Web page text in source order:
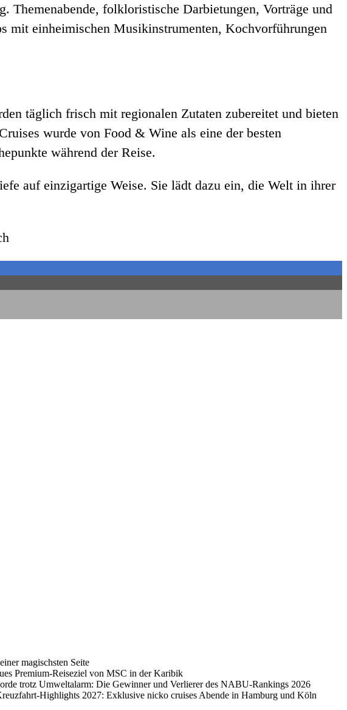
Themenabende, folkloristische Darbietungen, Vorträge und
mit einheimischen Musikinstrumenten, Kochvorführungen
täglich frisch mit regionalen Zutaten zubereitet und bieten
wurde von Food & Wine als eine der besten
während der Reise.
auf einzigartige Weise. Sie lädt dazu ein, die Welt in ihrer
magischsten Seite
Premium-Reiseziel von MSC in der Karibik
trotz Umweltalarm: Die Gewinner und Verlierer des NABU-Rankings 2026
Highlights 2027: Exklusive nicko cruises Abende in Hamburg und Köln